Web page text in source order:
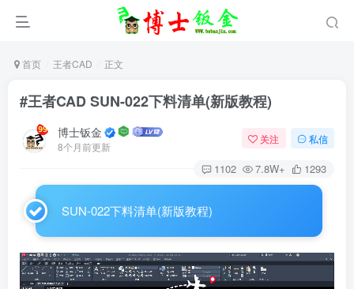
首页 王者CAD 正文
#王者CAD SUN-022下料清单(新版教程)
博士钣金
8个月前更新
关注 私信
1102 7.8W+ 1293
SUN-022下料清单(新版教程)